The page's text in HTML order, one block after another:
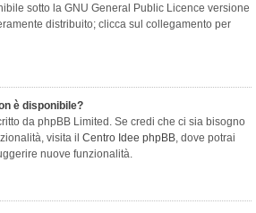
sotto la GNU General Public Licence versione
distribuito; clicca sul collegamento per
è disponibile?
da phpBB Limited. Se credi che ci sia bisogno
visita il Centro Idee phpBB, dove potrai
nuove funzionalità.